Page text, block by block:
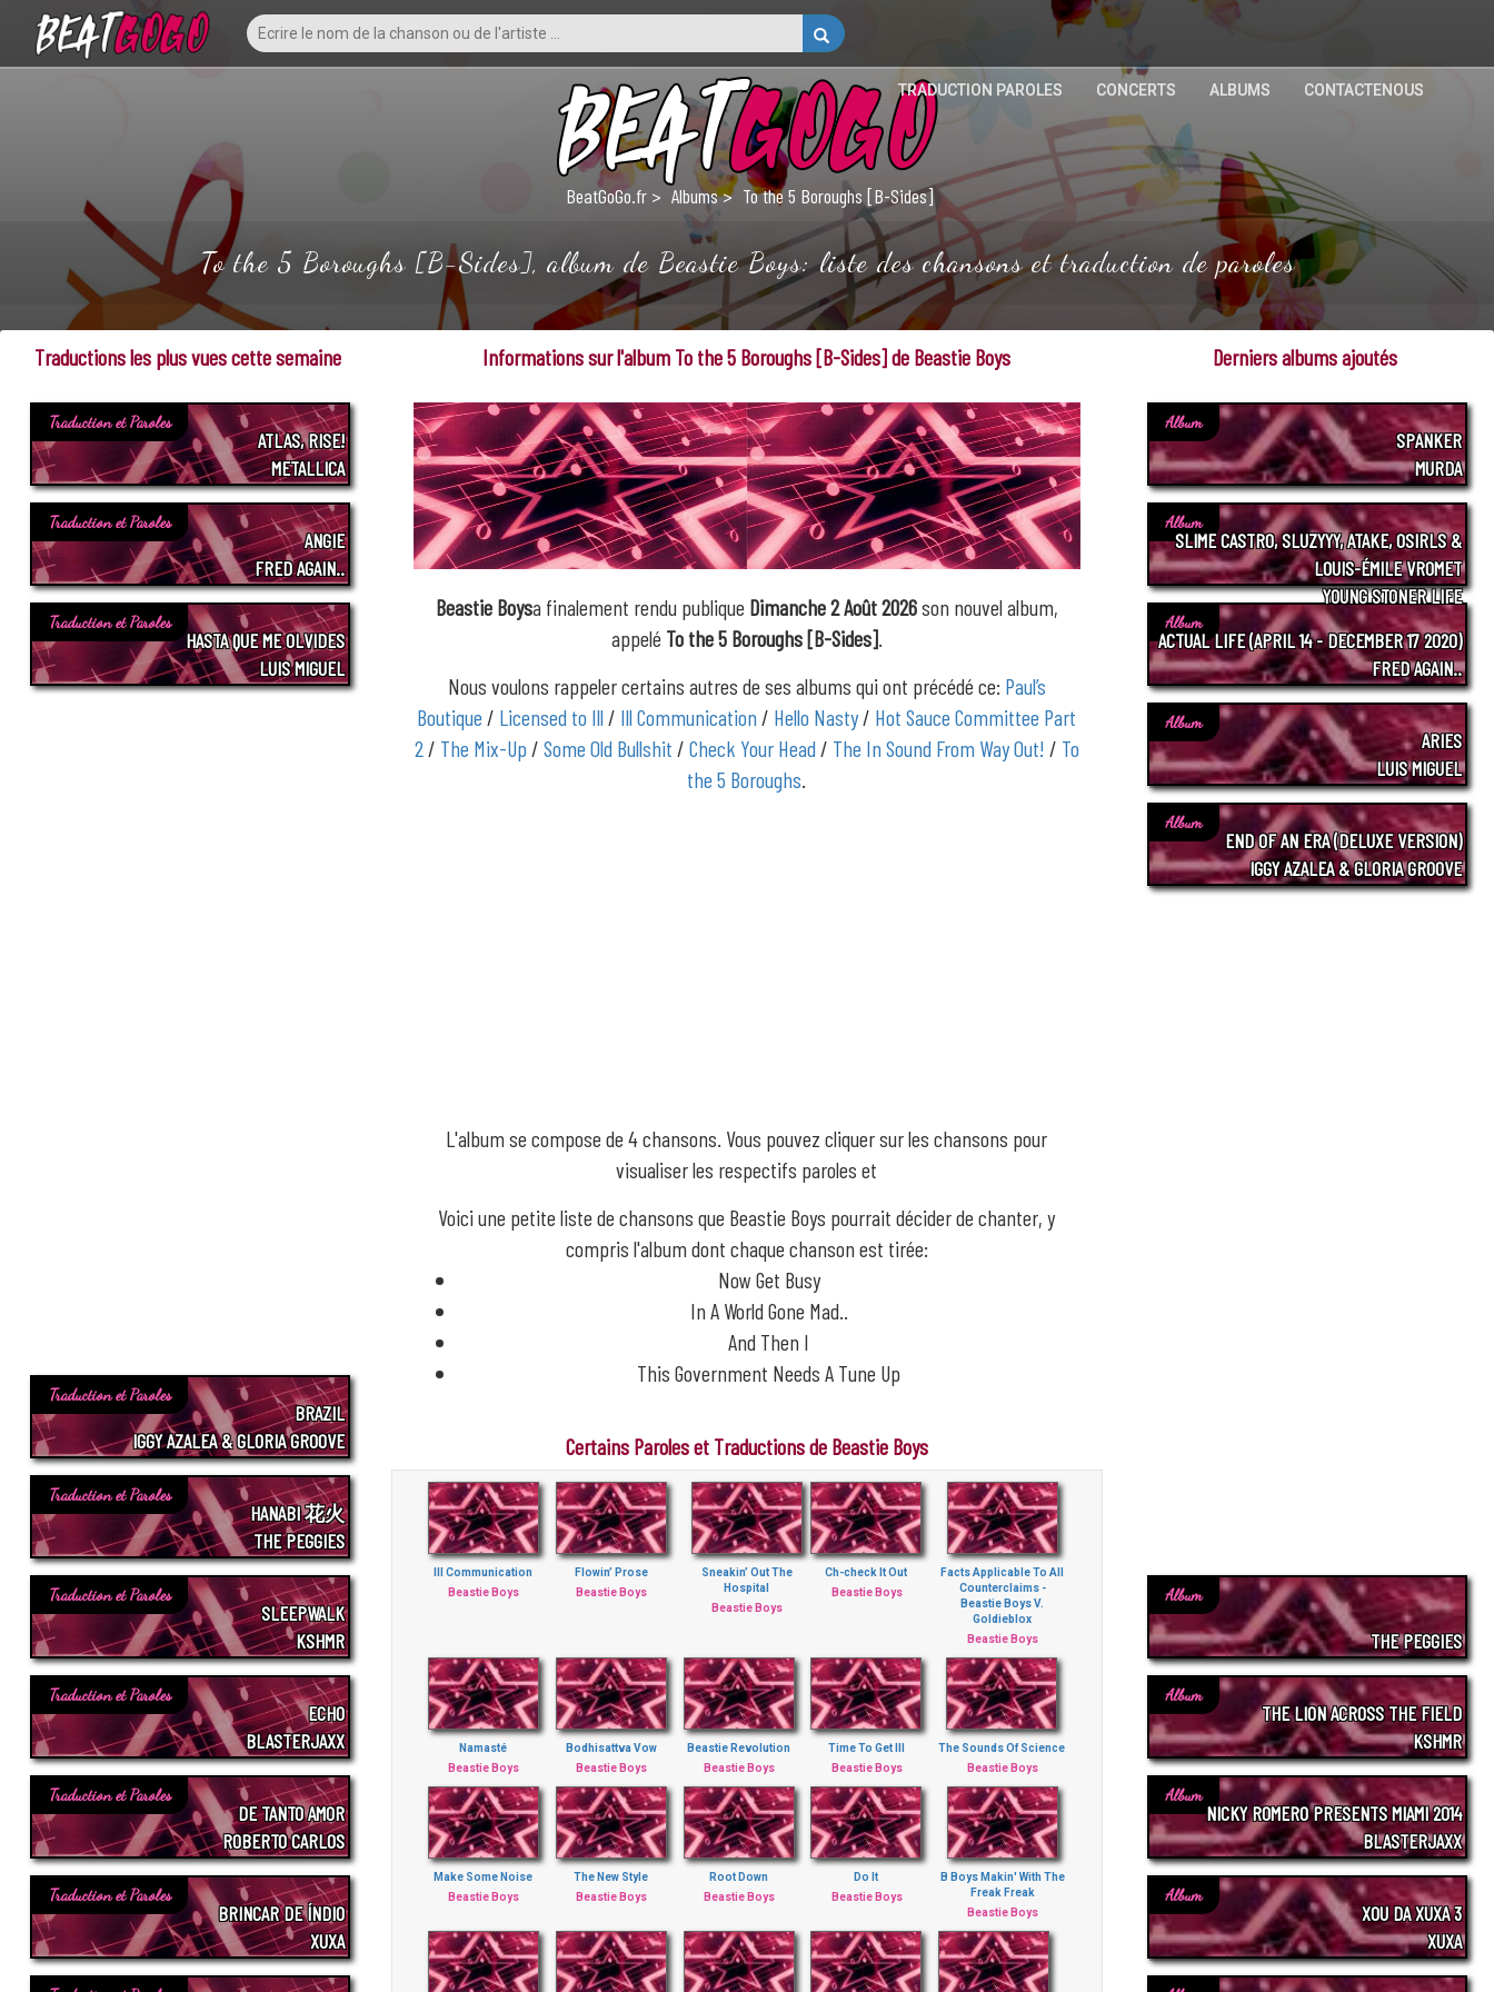
TRADUCTION PAROLES CONCERTS ALBUMS CONTACTENOUS
BeatGoGo.fr Albums To the 5 Boroughs [B-Sides]
To the 5 Boroughs [B-Sides], album de Beastie Boys: liste des chansons et traduction de paroles
Informations sur l'album To the 5 Boroughs [B-Sides] de Beastie Boys
Beastie Boysa finalement rendu publique Dimanche 2 Août 2026son nouvel album,
appelé To the 5 Boroughs [B-Sides].
Nous voulons rappeler certains autres de ses albums qui ont précédé ce: Paul’s
Boutique / Licensed to Ill/ Ill Communication / Hello Nasty/ Hot Sauce Committee Part
2/ The Mix-Up / Some Old Bullshit / Check Your Head / The In Sound From Way Out! / To
the 5 Boroughs.
L'album se compose de 4 chansons. Vous pouvez cliquer sur les chansons pour
visualiser les respectifs paroles et
Voici une petite liste de chansons que Beastie Boys pourrait décider de chanter, y
compris l'album dont chaque chanson est tirée:
Now Get Busy
In A World Gone Mad..
And Then I
This Government Needs A Tune Up
Certains Paroles et Traductions de Beastie Boys
Ill Communication
Beastie Boys
Flowin’ Prose
Beastie Boys
Sneakin’ Out The
Hospital
Beastie Boys
Ch-check It Out
Beastie Boys
Facts Applicable To All
Counterclaims -
Beastie Boys V.
Goldieblox
Beastie Boys
Namasté
Beastie Boys
Bodhisattva Vow
Beastie Boys
Beastie Revolution
Beastie Boys
Time To Get Ill
Beastie Boys
The Sounds Of Science
Beastie Boys
Make Some Noise
Beastie Boys
The New Style
Beastie Boys
Root Down
Beastie Boys
Do It
Beastie Boys
B Boys Makin' With The
Freak Freak
Beastie Boys
Traductions les plus vues cette semaine
Traduction et Paroles
ATLAS, RISE!
METALLICA
Traduction et Paroles
ANGIE
FRED AGAIN..
Traduction et Paroles
HASTA QUE ME OLVIDES
LUIS MIGUEL
Traduction et Paroles
BRAZIL
IGGY AZALEA & GLORIA GROOVE
Traduction et Paroles
HANABI 花火
THE PEGGIES
Traduction et Paroles
SLEEPWALK
KSHMR
Traduction et Paroles
ECHO
BLASTERJAXX
Traduction et Paroles
DE TANTO AMOR
ROBERTO CARLOS
Traduction et Paroles
BRINCAR DE ÍNDIO
XUXA
Derniers albums ajoutés
Album
SPANKER
MURDA
Album
SLIME CASTRO, SLUZYYY, ATAKE, OSIRLS &
LOUIS-ÉMILE VROMET
YOUNG STONER LIFE
Album
ACTUAL LIFE (APRIL 14 - DECEMBER 17 2020)
FRED AGAIN..
Album
ARIES
LUIS MIGUEL
Album
END OF AN ERA (DELUXE VERSION)
IGGY AZALEA & GLORIA GROOVE
Album
THE PEGGIES
Album
THE LION ACROSS THE FIELD
KSHMR
Album
NICKY ROMERO PRESENTS MIAMI 2014
BLASTERJAXX
Album
XOU DA XUXA 3
XUXA